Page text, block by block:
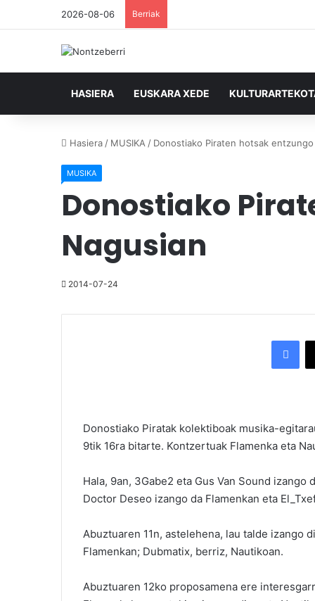
2026-08-06 Berriak
HASIERA EUSKARA XEDE
Hasiera / MUSIKA / Donostiako Piraten hotsak
MUSIKA
Donostiako
Nagusian
2014-07-24
Donostiako Piratak kolektiboak musika-
9tik 16ra bitarte. Kontzertuak Flamenka eta
Hala, 9an, 3Gabe2 eta Gus Van Sound
Doctor Deseo izango da Flamenkan eta
Abuztuaren 11n, astelehena, lau talde izango
Flamenkan; Dubmatix, berriz, Nautikoan.
Abuztuaren 12ko proposamena ere